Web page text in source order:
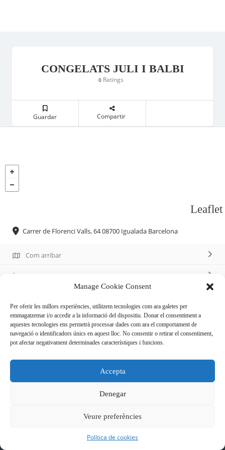
Manage Cookie Consent
Per oferir les millors experiències, utilitzem tecnologies com ara galetes per
emmagatzemar i/o accedir a la informació del dispositiu. Donar el consentiment a
aquestes tecnologies ens permetrà processar dades com ara el comportament de
navegació o identificadors únics en aquest lloc. No consentir o retirar el consentiment,
pot afectar negativament determinades característiques i funcions.
Accepta
Denegar
Veure preferències
Política de cookies
CONGELATS JULI I BALBI
0 Ratings
Guardar Compartir
Leaflet
Carrer de Florenci Valls, 64 08700 Igualada Barcelona
Com arribar
Descripció
Establiment dedicat a la venda de peix i marisc, fresc i
congelat